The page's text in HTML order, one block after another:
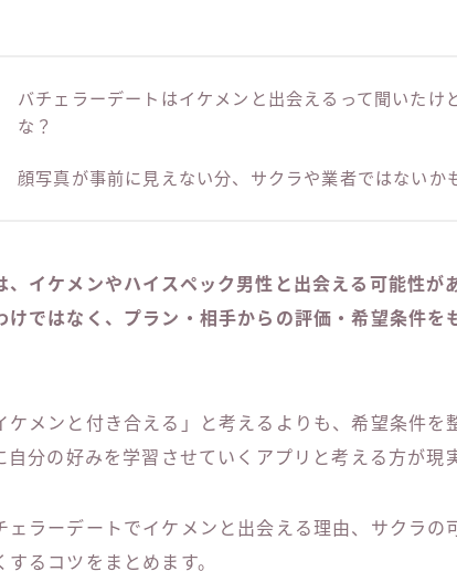
バチェラーデートはイケメンと出会えるって聞いたけ
な？
顔写真が事前に見えない分、サクラや業者ではないか
、イケメンやハイスペック男性と出会える可能性が
けではなく、プラン・相手からの評価・希望条件を
ケメンと付き合える」と考えるよりも、希望条件を
分の好みを学習させていくアプリと考える方が現
ェラーデートでイケメンと出会える理由、サクラの
るコツをまとめます。